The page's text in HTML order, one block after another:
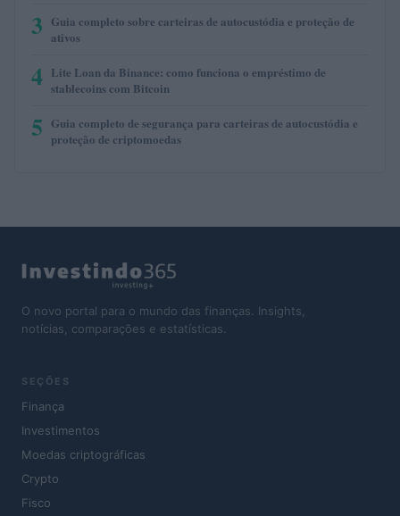
3 Guia completo sobre carteiras de autocustódia e proteção de
ativos
4 Lite Loan da Binance: como funciona o empréstimo de
stablecoins com Bitcoin
5 Guia completo de segurança para carteiras de autocustódia e
proteção de criptomoedas
O novo portal para o mundo das finanças. Insights,
notícias, comparações e estatísticas.
SEÇÕES
Finança
Investimentos
Moedas criptográficas
Crypto
Fisco